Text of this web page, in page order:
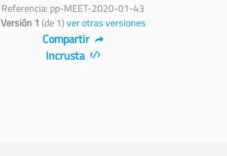
Referencia: pp-MEET-2020-01-43
Versión 1 (de 1)ver otras versiones
Compartir
Incrusta